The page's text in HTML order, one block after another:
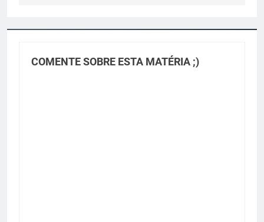
COMENTE SOBRE ESTA MATÉRIA ;)